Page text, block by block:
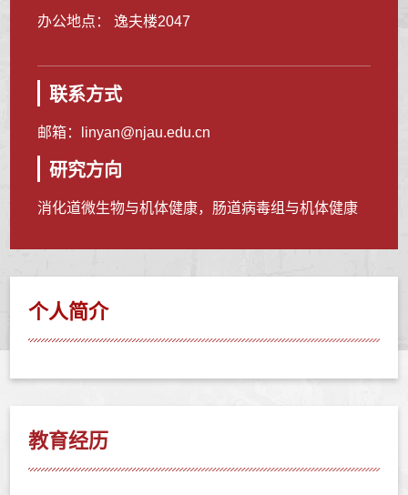
办公地点： 逸夫楼2047
联系方式
邮箱： linyan@njau.edu.cn
研究方向
消化道微生物与机体健康，肠道病毒组与机体健康
个人简介
教育经历